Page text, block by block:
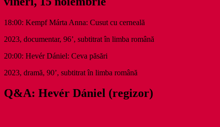
18:00: Kempf Márta Anna: Cusut cu cerneală
2023, documentar, 96’, subtitrat în limba română
20:00: Hevér Dániel: Ceva păsări
2023, dramă, 90’, subtitrat în limba română
Q&A: Hevér Dániel (regizor)